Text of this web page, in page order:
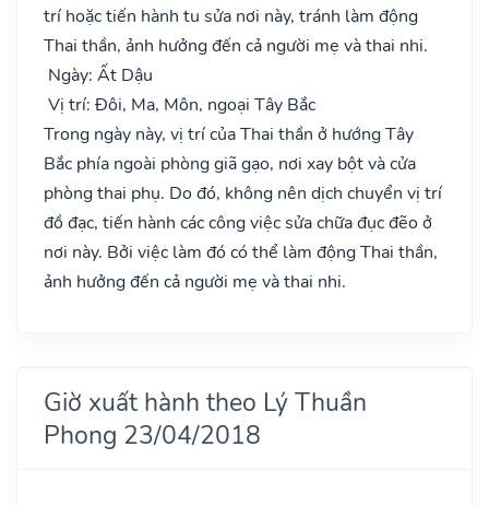
trí hoặc tiến hành tu sửa nơi này, tránh làm động
Thai thần, ảnh hưởng đến cả người mẹ và thai nhi.
Ngày: Ất Dậu
Vị trí: Đôi, Ma, Môn, ngoại Tây Bắc
Trong ngày này, vị trí của Thai thần ở hướng Tây
Bắc phía ngoài phòng giã gạo, nơi xay bột và cửa
phòng thai phụ. Do đó, không nên dịch chuyển vị trí
đồ đạc, tiến hành các công việc sửa chữa đục đẽo ở
nơi này. Bởi việc làm đó có thể làm động Thai thần,
ảnh hưởng đến cả người mẹ và thai nhi.
Giờ xuất hành theo Lý Thuần
Phong 23/04/2018